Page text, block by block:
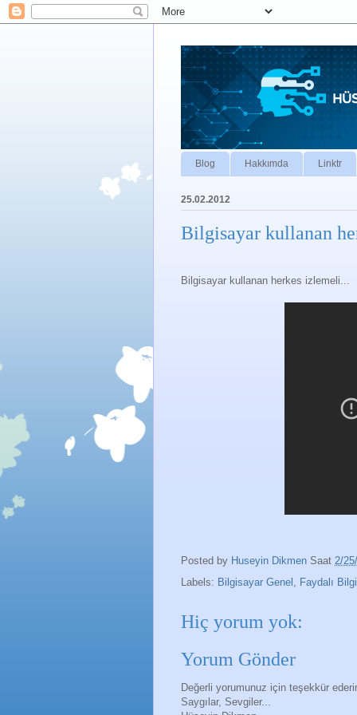
Blog Hakkımda Linktr
25.02.2012
Bilgisayar kullanan
Bilgisayar kullanan herkes izlemeli...
Posted by Huseyin Dikmen Saat 2/
Labels: Bilgisayar Genel , Faydalı
Hiç yorum yok:
Yorum Gönder
Değerli yorumunuz için teşekkür
Saygılar, Sevgiler...